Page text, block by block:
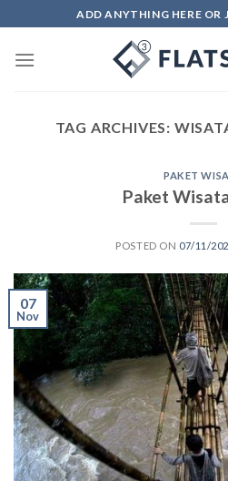
to
content
ADD ANYTHING HERE OR
TAG ARCHIVES:
PAKET
Paket
POSTED ON 07/11/
07
Nov